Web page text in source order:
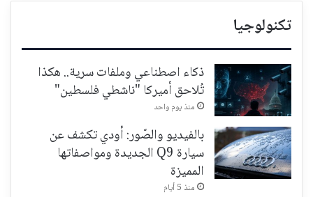
تكنولوجيا
ذكاء اصطناعي وملفات سرية.. هكذا
تُلاحق أميركا "ناشطي فلسطين"
منذ يوم واحد
بالفيديو والصّور: أودي تكشف عن
سيارة Q9 الجديدة ومواصفاتها
المميزة
منذ 5 أيام